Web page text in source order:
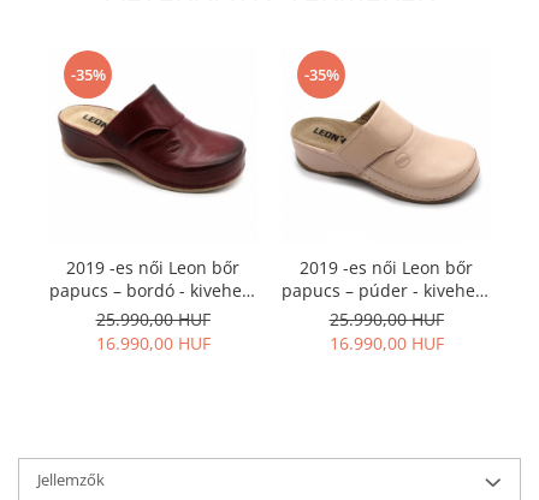
-35%
2019 -es női Leon bőr
papucs – bordó - kivehető
talpbetéttel
25.990,00 HUF
16.990,00 HUF
-35%
2019 -es női Leon bőr
papucs – púder - kivehető
talpbetéttel
25.990,00 HUF
16.990,00 HUF
Jellemzők